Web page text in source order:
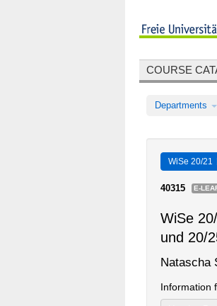
COURSE
Departments
WiSe 20/21
40315 E-
WiSe
und 20/
Natascha
Information